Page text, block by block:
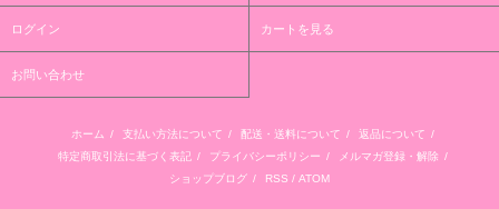
ログイン カートを見る
お問い合わせ
ホーム / 支払い方法について / 配送・送料について / 返品について /
特定商取引法に基づく表記 / プライバシーポリシー / メルマガ登録・解除 /
ショップブログ / RSS / ATOM